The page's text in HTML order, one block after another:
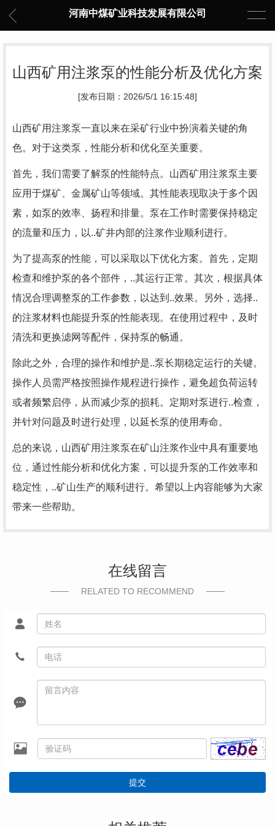
河南中煤矿业科技发展有限公司
山西矿用注浆泵的性能分析及优化方案
[发布日期：2026/5/1 16:15:48]
山西矿用注浆泵一直以来在采矿行业中扮演着关键的角
色。对于这类泵，性能分析和优化至关重要。
首先，我们需要了解泵的性能特点。山西矿用注浆泵主要
应用于煤矿、金属矿山等领域。其性能表现取决于多个因
素，如泵的效率、扬程和排量。泵在工作时需要保持稳定
的流量和压力，以..矿井内部的注浆作业顺利进行。
为了提高泵的性能，可以采取以下优化方案。首先，定期
检查和维护泵的各个部件，..其运行正常。其次，根据具体
情况合理调整泵的工作参数，以达到..效果。另外，选择..
的注浆材料也能提升泵的性能表现。在使用过程中，及时
清洗和更换滤网等配件，保持泵的畅通。
除此之外，合理的操作和维护是..泵长期稳定运行的关键。
操作人员需严格按照操作规程进行操作，避免超负荷运转
或者频繁启停，从而减少泵的损耗。定期对泵进行..检查，
并针对问题及时进行处理，以延长泵的使用寿命。
总的来说，山西矿用注浆泵在矿山注浆作业中具有重要地
位，通过性能分析和优化方案，可以提升泵的工作效率和
稳定性，..矿山生产的顺利进行。希望以上内容能够为大家
带来一些帮助。
在线留言
RELATED TO RECOMMEND
提交